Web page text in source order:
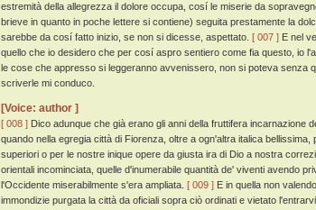
estremità della allegrezza il dolore occupa, cosí le miserie da
brieve in quanto in poche lettere si contiene) seguita prestamente la
sarebbe da cosí fatto inizio, se non si dicesse, aspettato. [ 007 ] E nel
quello che io desidero che per cosí aspro sentiero come fia questo, io
le cose che appresso si leggeranno avvenissero, non si poteva senza
scriverle mi conduco.
[Voice: author ]
[ 008 ] Dico adunque che già erano gli anni della fruttifera incarnazione
quando nella egregia città di Fiorenza, oltre a ogn'altra italica
superiori o per le nostre inique opere da giusta ira di Dio a nostra
orientali incominciata, quelle d'inumerabile quantità de' viventi avendo
l'Occidente miserabilmente s'era ampliata. [ 009 ] E in quella non
immondizie purgata la città da oficiali sopra ciò ordinati e vietato